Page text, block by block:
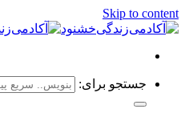
Skip to content
جستجو برای: